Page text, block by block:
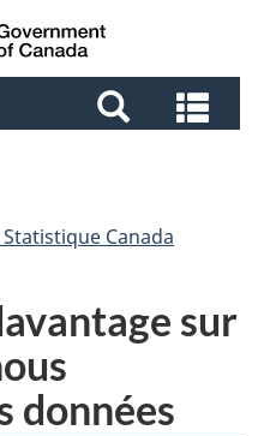
Gestionnaire
et
Canada
sur
données